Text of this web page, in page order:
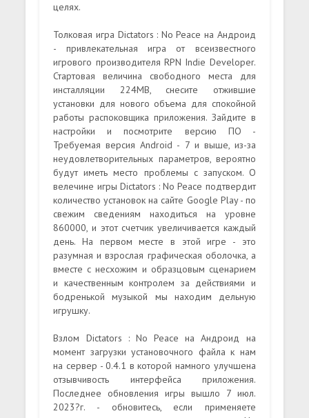
целях.
Толковая игра Dictators : No Peace на Андроид
- привлекательная игра от всеизвестного
игрового производителя RPN Indie Developer.
Стартовая величина свободного места для
инсталляции 224MB, снесите отжившие
установки для нового объема для спокойной
работы распоковщика приложения. Зайдите в
настройки и посмотрите версию ПО -
Требуемая версия Android - 7 и выше, из-за
неудовлетворительных параметров, вероятно
будут иметь место проблемы с запуском. О
велечине игры Dictators : No Peace подтвердит
количество установок на сайте Google Play - по
свежим сведениям находиться на уровне
860000, и этот счетчик увеличивается каждый
день. На первом месте в этой игре - это
разумная и взрослая графическая оболочка, а
вместе с несхожим и образцовым сценарием
и качественным контролем за действиями и
бодренькой музыкой мы находим дельную
игрушку.
Взлом Dictators : No Peace на Андроид на
момент загрузки установочного файла к нам
на сервер - 0.4.1 в которой намного улучшена
отзывчивость интерфейса приложения.
Последнее обновления игры вышло 7 июл.
2023?г. - обновитесь, если применяете